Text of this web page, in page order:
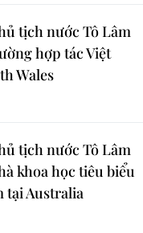
tịch nước Tô Lâm
hợp tác Việt
Wales
tịch nước Tô Lâm
khoa học tiêu biểu
tại Australia